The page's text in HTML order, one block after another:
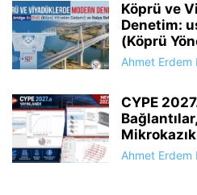
Köprü ve
Denetim:
(Köprü
Ahmet Erdem
CYPE
Ahmet Erdem